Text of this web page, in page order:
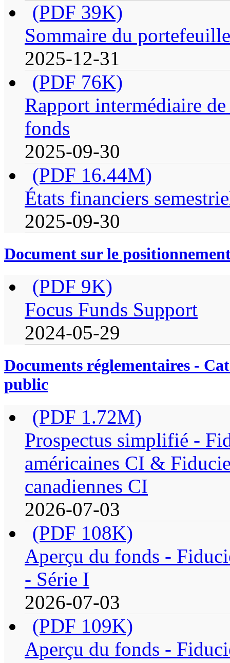
(PDF 39K)
Sommaire du portefeuille
2025-12-31
(PDF 76K)
Rapport intermédiaire
fonds
2025-09-30
(PDF 16.44M)
États financiers
2025-09-30
Document sur le
(PDF 9K)
Focus Funds Support
2024-05-29
Documents réglementaires -
public
(PDF 1.72M)
Prospectus simplifié -
américaines CI &
canadiennes CI
2026-07-03
(PDF 108K)
Aperçu du fonds -
- Série I
2026-07-03
(PDF 109K)
Aperçu du fonds -